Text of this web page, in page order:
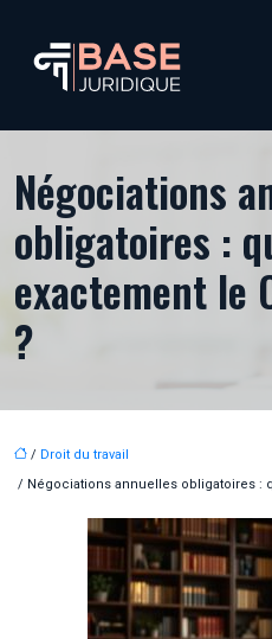
Négociations
obligatoires :
exactement le
?
/ Droit du travail
/ Négociations annuelles obligatoires :